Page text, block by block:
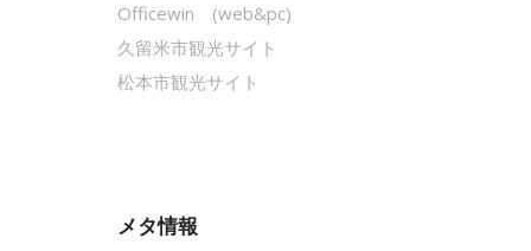
Officewin (web&pc)
久留米市観光サイト
松本市観光サイト
メタ情報